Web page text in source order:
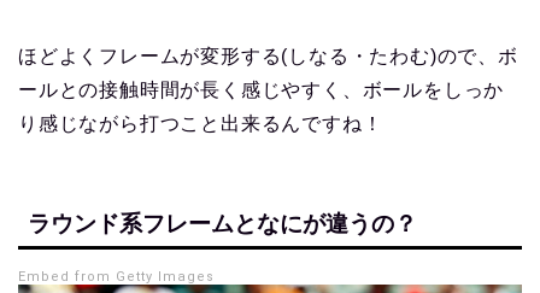
ほどよくフレームが変形する(しなる・たわむ)ので、ボ
ールとの接触時間が長く感じやすく、ボールをしっか
り感じながら打つこと出来るんですね！
ラウンド系フレームとなにが違うの？
Embed from Getty Images